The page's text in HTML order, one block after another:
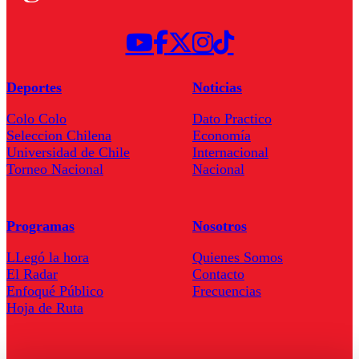
Deportes
Colo Colo
Seleccion Chilena
Universidad de Chile
Torneo Nacional
Noticias
Dato Practico
Economía
Internacional
Nacional
Programas
LLegó la hora
El Radar
Enfoqué Público
Hoja de Ruta
Nosotros
Quienes Somos
Contacto
Frecuencias